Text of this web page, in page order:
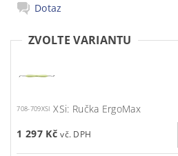
Dotaz
ZVOLTE VARIANTU
708-709XSI XSi: Ručka ErgoMax
1 297 Kč